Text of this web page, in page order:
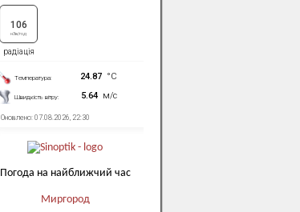
Погода на найближчий час
Миргород